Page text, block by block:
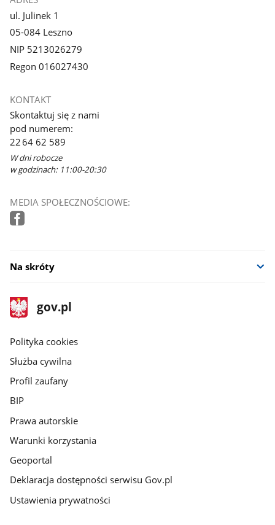
ul. Julinek 1
05-084 Leszno
NIP 5213026279
Regon 016027430
KONTAKT
Skontaktuj się z nami
pod numerem:
22 64 62 589
W dni robocze
w godzinach: 11:00-20:30
MEDIA SPOŁECZNOŚCIOWE:
Na skróty
stopka
gov.pl
Strona
gov.pl
gov.pl
Polityka cookies
Służba cywilna
Profil zaufany
BIP
Prawa autorskie
Warunki korzystania
Geoportal
Deklaracja dostępności serwisu Gov.pl
Ustawienia prywatności